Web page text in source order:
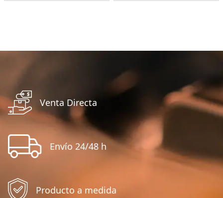
Venta Directa
Envío 24/48 h
Producto a medida